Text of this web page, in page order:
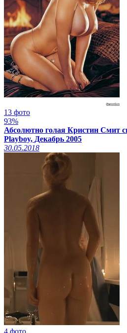
13 фото
93%
Абсолютно голая Кристин Смит
Playboy, Декабрь 2005
30.05.2018
4 фото